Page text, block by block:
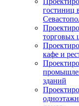
гостиниц
торговых
кафе и
зданий